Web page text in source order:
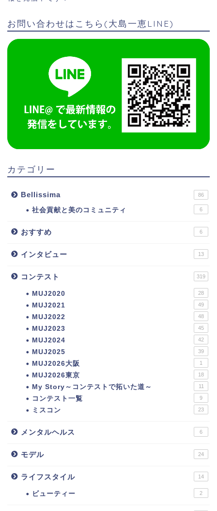
お問い合わせはこちら(大島一恵LINE)
カテゴリー
Bellissima 86
社会貢献と美のコミュニティ 6
おすすめ 6
インタビュー 13
コンテスト 319
MUJ2020 28
MUJ2021 49
MUJ2022 48
MUJ2023 45
MUJ2024 42
MUJ2025 39
MUJ2026大阪 1
MUJ2026東京 18
My Story～コンテストで拓いた道～ 11
コンテスト一覧 9
ミスコン 23
メンタルヘルス 6
モデル 24
ライフスタイル 14
ビューティー 2